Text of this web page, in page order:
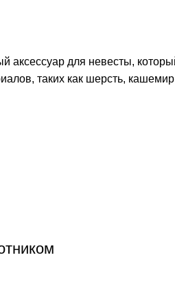
аксессуар для невесты,
таких как шерсть,